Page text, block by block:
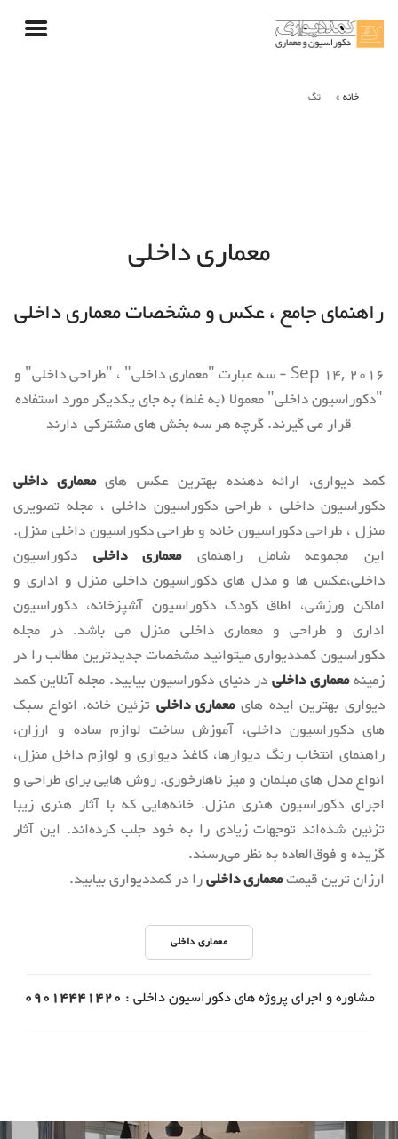
خانه تگ
معماری داخلی
راهنمای جامع ، عکس و مشخصات معماری داخلی
Sep 14, 2016 - سه عبارت "معماری داخلی" ، "طراحی داخلی" و
"دکوراسیون داخلی" معمولا (به غلط) به جای یکدیگر مورد استفاده
قرار می گیرند. گرچه هر سه بخش های مشترکی دارند
کمد دیواری، ارائه دهنده بهترین عکس هایمعماری داخلی
دکوراسیون داخلی ، طراحی دکوراسیون داخلی ، مجله تصویری
منزل ، طراحی دکوراسیون خانه و طراحی دکوراسیون داخلی منزل.
این مجموعه شامل راهنمایمعماری داخلی دکوراسیون
داخلی،عکس ها و مدل های دکوراسیون داخلی منزل و اداری و
اماکن ورزشی، اطاق کودک دکوراسیون آشپزخانه، دکوراسیون
اداری و طراحی و معماری داخلی منزل می باشد. در مجله
دکوراسیون کمددیواری میتوانید مشخصات جدیدترین مطالب را در
زمینهمعماری داخلیدر دنیای دکوراسیون بیابید. مجله آنلاین کمد
دیواری بهترین ایده هایمعماری داخلی تزئین خانه، انواع سبک
های دکوراسیون داخلی، آموزش ساخت لوازم ساده و ارزان،
راهنمای انتخاب رنگ دیوارها، کاغذ دیواری و لوازم داخل منزل،
انواع مدل های مبلمان و میز ناهارخوری. روش هایی برای طراحی و
اجرای دکوراسیون هنری منزل. خانه‌هایی که با آثار هنری زیبا
تزئین شده‌اند توجهات زیادی را به خود جلب کرده‌اند. این آثار
گزیده و فوق‌العاده به نظر می‌رسند.
ارزان ترین قیمتمعماری داخلیرا در کمددیواری بیابید.
معماری داخلی
مشاوره و اجرای پروژه های دکوراسیون داخلی : 09014441420